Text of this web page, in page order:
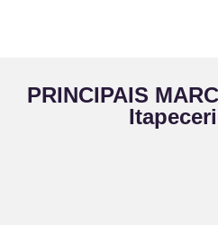
PRINCIPAIS